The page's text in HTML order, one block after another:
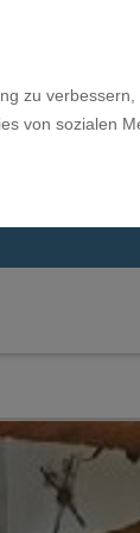
zu
von sozialen